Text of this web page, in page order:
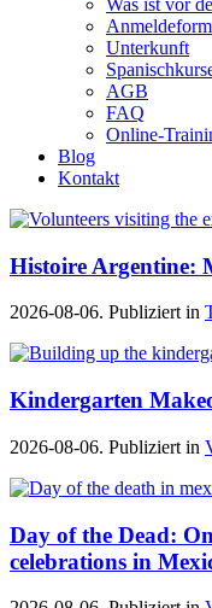
Was ist vor
Unterkunft
AGB
FAQ
Online-
Blog
Kontakt
Histoire Argentine:
2026-08-06. Publiziert in
Kindergarten
2026-08-06. Publiziert in
Day of the Dead:
celebrations in